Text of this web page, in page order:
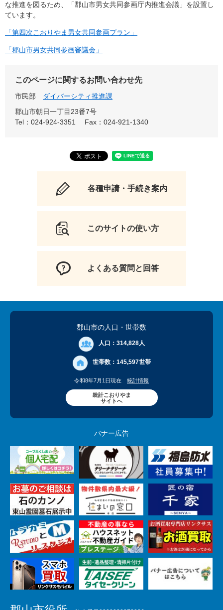
な推進を図るため、「郡山市男女共同参画庁内推進会議」を設置し
ています。
「第四次こおりやま男女共同参画プラン」
「郡山市男女共同参画審議会」
このページに関するお問い合わせ先
市民部
ダイバーシティ推進課
郡山市朝日一丁目23番7号
Tel：024-924-3351
Fax：024-921-1340
各種申請・手続き案内
このサイトの使い方
よくある質問と回答
郡山市の人口 ・世帯数
人口： 314,828人
世帯数： 145,597世帯
令和8年7月1日現在 統計情報
統計こおりやま
サイトへ
バナー広告